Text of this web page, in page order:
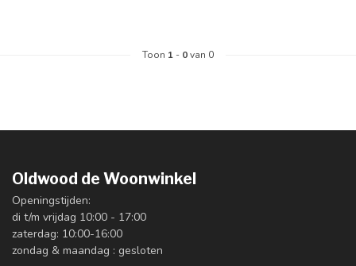
Toon 1 - 0van 0
Oldwood de Woonwinkel
Openingstijden:
di t/m vrijdag 10:00 - 17:00
zaterdag: 10:00-16:00
zondag & maandag : gesloten